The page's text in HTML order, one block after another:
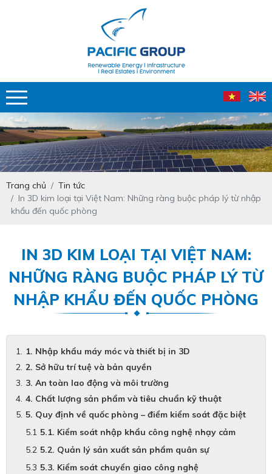
Trang chủ
Tin tức
In 3D kim loại tại Việt Nam: Những ràng buộc pháp lý từ nhập
khẩu đến quốc phòng
IN 3D KIM LOẠI TẠI VIỆT NAM:
NHỮNG RÀNG BUỘC PHÁP LÝ TỪ
NHẬP KHẨU ĐẾN QUỐC PHÒNG
1. Nhập khẩu máy móc và thiết bị in 3D
2. Sở hữu trí tuệ và bản quyền
3. An toàn lao động và môi trường
4. Chất lượng sản phẩm và tiêu chuẩn kỹ thuật
5. Quy định về quốc phòng – điểm kiểm soát đặc biệt
5.1. Kiểm soát nhập khẩu công nghệ nhạy cảm
5.2. Quản lý sản xuất sản phẩm quân sự
5.3. Kiểm soát chuyển giao công nghệ